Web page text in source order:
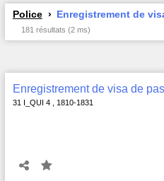
Police Enregistrement de
181 résultats (2 ms)
Enregistrement de visa de
31 I_QUI 4 , 1810-1831